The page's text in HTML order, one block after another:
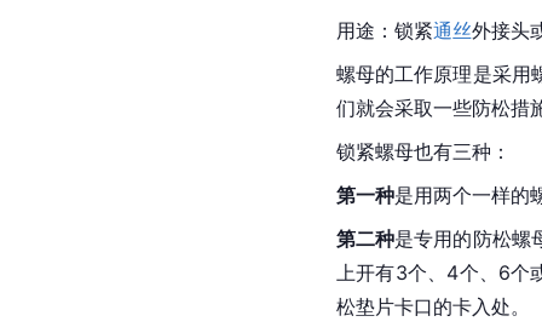
用途：锁紧通丝外接头
螺母的工作原理是采用
们就会采取一些防松措
锁紧螺母也有三种：
第一种是用两个一样的
第二种是专用的防松螺
上开有3个、4个、6
松垫片卡口的卡入处。